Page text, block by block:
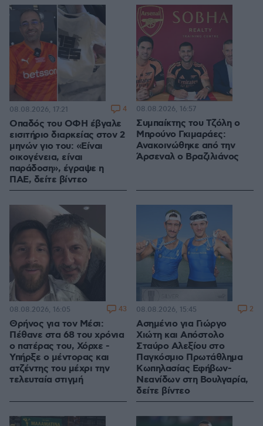
Οπαδός του ΟΦΗ έβγαλε
εισιτήριο διαρκείας στον 2
μηνών γιο του: «Είναι
οικογένεια, είναι
παράδοση», έγραψε η
ΠΑΕ, δείτε βίντεο
08.08.2026, 17:21 4
Συμπαίκτης του Τζόλη ο
Μπρούνο Γκιμαράες:
Ανακοινώθηκε από την
Άρσεναλ ο Βραζιλιάνος
08.08.2026, 16:57
Θρήνος για τον Μέσι:
Πέθανε στα 68 του χρόνια
ο πατέρας του, Χόρχε -
Υπήρξε ο μέντορας και
ατζέντης του μέχρι την
τελευταία στιγμή
08.08.2026, 16:05 43
Ασημένιο για Γιώργο
Χιώτη και Απόστολο
Σταύρο Αλεξίου στο
Παγκόσμιο Πρωτάθλημα
Κωπηλασίας Εφήβων-
Νεανίδων στη Βουλγαρία,
δείτε βίντεο
08.08.2026, 15:45 2